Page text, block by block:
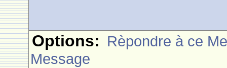
Options: Rèpondre à ce
Message